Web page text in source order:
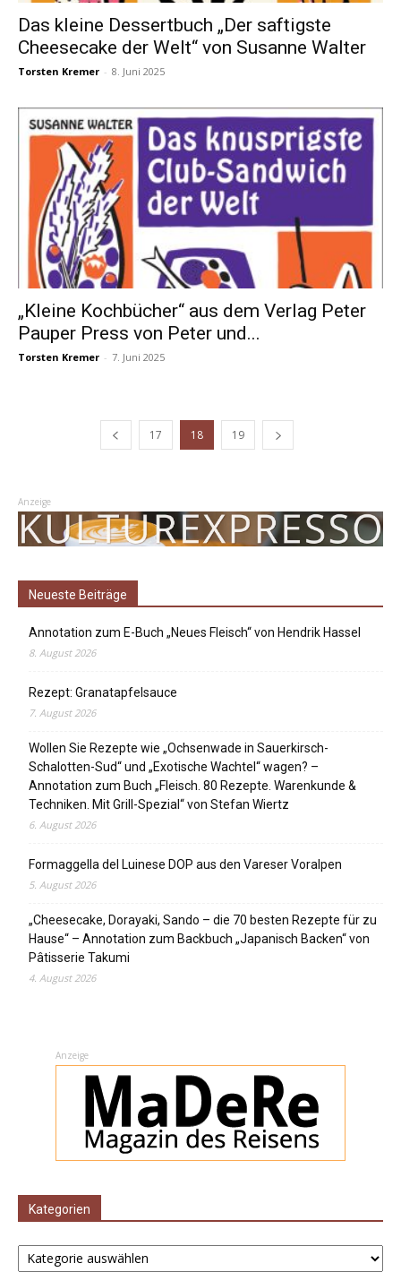
Das kleine Dessertbuch „Der saftigste
Cheesecake der Welt“ von Susanne Walter
Torsten Kremer - 8. Juni 2025
„Kleine Kochbücher“ aus dem Verlag Peter
Pauper Press von Peter und...
Torsten Kremer - 7. Juni 2025
17 18 19
Anzeige
Neueste Beiträge
Annotation zum E-Buch „Neues Fleisch“ von Hendrik Hassel
8. August 2026
Rezept: Granatapfelsauce
7. August 2026
Wollen Sie Rezepte wie „Ochsenwade in Sauerkirsch-
Schalotten-Sud“ und „Exotische Wachtel“ wagen? –
Annotation zum Buch „Fleisch. 80 Rezepte. Warenkunde &
Techniken. Mit Grill-Spezial“ von Stefan Wiertz
6. August 2026
Formaggella del Luinese DOP aus den Vareser Voralpen
5. August 2026
„Cheesecake, Dorayaki, Sando – die 70 besten Rezepte für zu
Hause“ – Annotation zum Backbuch „Japanisch Backen“ von
Pâtisserie Takumi
4. August 2026
Anzeige
Kategorien
Kategorien